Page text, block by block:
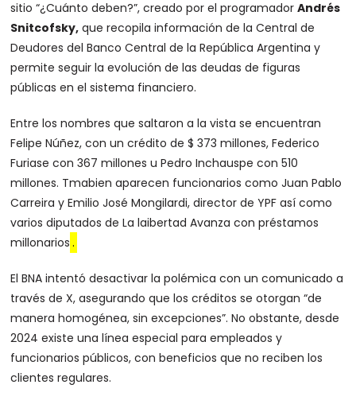
sitio “¿Cuánto deben?”, creado por el programadorAndrés
Snitcofsky, que recopila información de la Central de
Deudores del Banco Central de la República Argentina y
permite seguir la evolución de las deudas de figuras
públicas en el sistema financiero.
Entre los nombres que saltaron a la vista se encuentran
Felipe Núñez, con un crédito de $ 373 millones, Federico
Furiase con 367 millones u Pedro Inchauspe con 510
millones. Tmabien aparecen funcionarios como Juan Pablo
Carreira y Emilio José Mongilardi, director de YPF así como
varios diputados de La laibertad Avanza con préstamos
millonarios .
El BNA intentó desactivar la polémica con un comunicado a
través de X, asegurando que los créditos se otorgan “de
manera homogénea, sin excepciones”. No obstante, desde
2024 existe una línea especial para empleados y
funcionarios públicos, con beneficios que no reciben los
clientes regulares.